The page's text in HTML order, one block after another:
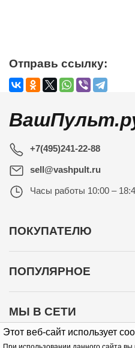
Этот веб-сайт использует
Отправь ссылку:
+7(495)241-22-88
sell@vashpult.ru
Часы работы 10:00 –
ПОКУПАТЕЛЮ
ПОПУЛЯРНОЕ
МЫ В СЕТИ